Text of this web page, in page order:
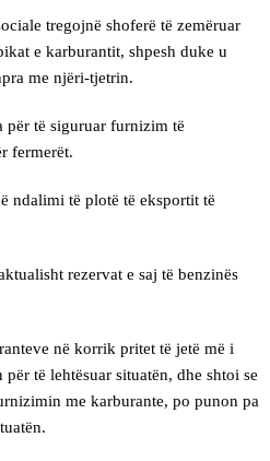
tregojnë shoferë të zemëruar
e karburantit, shpesh duke u
me njëri-tjetrin.
për të siguruar furnizim të
fermerët.
ndalimi të plotë të eksportit të
rezervat e saj të benzinës
në korrik pritet të jetë më i
të lehtësuar situatën, dhe shtoi se
me karburante, po punon pa